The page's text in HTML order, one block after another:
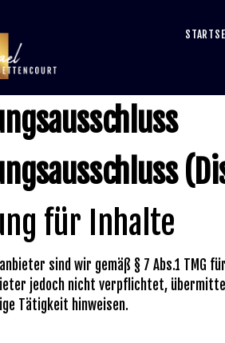
für Inhalte
sind wir gemäß § 7 Abs.1 TMG
jedoch nicht verpflichtet,
Tätigkeit hinweisen.